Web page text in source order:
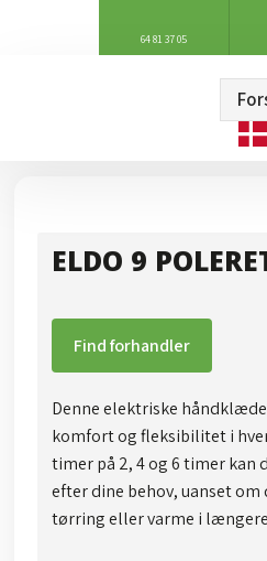
64 81 37 05
ELDO 9
Find forhandler
Denne elektriske
komfort og fleksibilitet i
timer på 2, 4 og 6 timer kan
efter dine behov, uanset
tørring eller varme i